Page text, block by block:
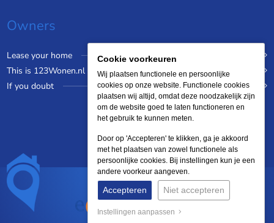
Owners
Lease your home
This is 123Wonen.nl
If you doubt
Cookie voorkeuren
Wij plaatsen functionele en persoonlijke
cookies op onze website. Functionele cookies
plaatsen wij altijd, omdat deze noodzakelijk zijn
om de website goed te laten functioneren en
het gebruik te kunnen meten.
Door op 'Accepteren' te klikken, ga je akkoord
met het plaatsen van zowel functionele als
persoonlijke cookies. Bij instellingen kun je een
andere voorkeur aangeven.
Accepteren Niet accepteren
Instellingen aanpassen